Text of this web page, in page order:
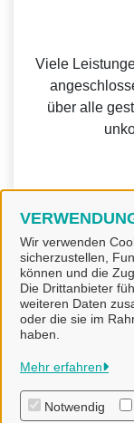
Wir verwenden
sicherzustellen,
können und die
Die Drittanbieter
weiteren Daten
oder die sie im
haben.
Mehr erfahren
Notwendig
Viele
über alle
Weitere
Alle Rechte